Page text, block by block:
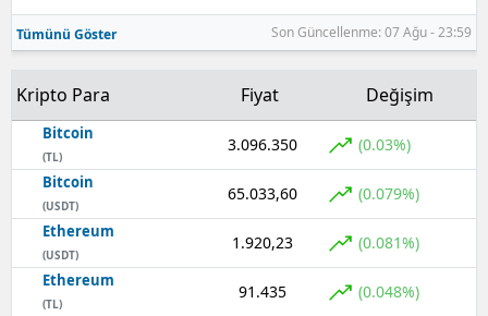
Samsun
Sinop
Sivas
Tekirdağ
Trabzon
Tümünü Göster Son Güncellenme: 07 Ağu - 23:59
Kripto Para Fiyat Değişim
Bitcoin
(TL)
3.096.350 (0.03%)
Bitcoin
(USDT)
65.033,60 (0.079%)
Ethereum
(USDT)
1.920,23 (0.081%)
Ethereum
(TL)
91.435 (0.048%)